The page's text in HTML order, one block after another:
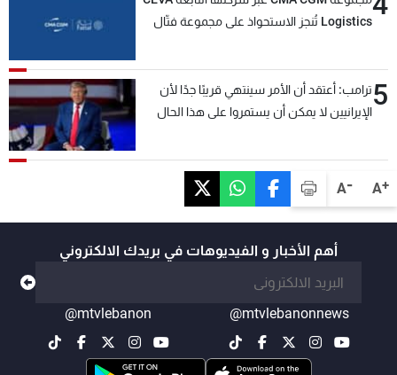
A+
A-
Logistics تُنجز الاستحواذ على مجموعة فتّال
5ترامب: أعتقد أن الأمر سينتهي قريبًا جدًا لأن
الإيرانيين لا يمكن أن يستمروا على هذا الحال
أهم الأخبار و الفيديوهات في بريدك الالكتروني
@mtvlebanonnews
@mtvlebanon